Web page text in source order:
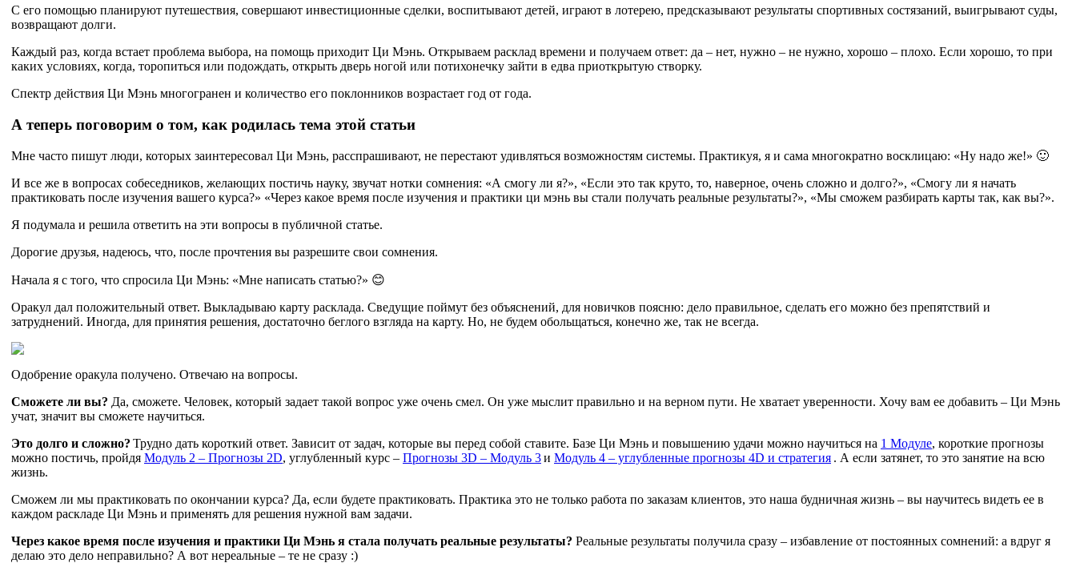
С его помощью планируют путешествия, совершают инвестиционные сделки, воспитывают детей, играют в лотерею, предсказывают результаты спортивных состязаний, выигрывают суды,
возвращают долги.
Каждый раз, когда встает проблема выбора, на помощь приходит Ци Мэнь. Открываем расклад времени и получаем ответ: да – нет, нужно – не нужно, хорошо – плохо. Если хорошо, то при
каких условиях, когда, торопиться или подождать, открыть дверь ногой или потихонечку зайти в едва приоткрытую створку.
Спектр действия Ци Мэнь многогранен и количество его поклонников возрастает год от года.
А теперь поговорим о том, как родилась тема этой статьи
Мне часто пишут люди, которых заинтересовал Ци Мэнь, расспрашивают, не перестают удивляться возможностям системы. Практикуя, я и сама многократно восклицаю: «Ну надо же!» 🙂
И все же в вопросах собеседников, желающих постичь науку, звучат нотки сомнения: «А смогу ли я?», «Если это так круто, то, наверное, очень сложно и долго?», «Смогу ли я начать
практиковать после изучения вашего курса?» «Через какое время после изучения и практики ци мэнь вы стали получать реальные результаты?», «Мы сможем разбирать карты так, как вы?».
Я подумала и решила ответить на эти вопросы в публичной статье.
Дорогие друзья, надеюсь, что, после прочтения вы разрешите свои сомнения.
Начала я с того, что спросила Ци Мэнь: «Мне написать статью?» 😊
Оракул дал положительный ответ. Выкладываю карту расклада. Сведущие поймут без объяснений, для новичков поясню: дело правильное, сделать его можно без препятствий и
затруднений. Иногда, для принятия решения, достаточно беглого взгляда на карту. Но, не будем обольщаться, конечно же, так не всегда.
Одобрение оракула получено. Отвечаю на вопросы.
Сможете ли вы? Да, сможете. Человек, который задает такой вопрос уже очень смел. Он уже мыслит правильно и на верном пути. Не хватает уверенности. Хочу вам ее добавить – Ци Мэнь
учат, значит вы сможете научиться.
Это долго и сложно? Трудно дать короткий ответ. Зависит от задач, которые вы перед собой ставите. Базе Ци Мэнь и повышению удачи можно научиться на 1 Модуле, короткие прогнозы
можно постичь, пройдя Модуль 2 – Прогнозы 2D, углубленный курс – Прогнозы 3D – Модуль 3и Модуль 4 – углубленные прогнозы 4D и стратегия . А если затянет, то это занятие на всю
жизнь.
Сможем ли мы практиковать по окончании курса? Да, если будете практиковать. Практика это не только работа по заказам клиентов, это наша будничная жизнь – вы научитесь видеть ее в
каждом раскладе Ци Мэнь и применять для решения нужной вам задачи.
Через какое время после изучения и практики Ци Мэнь я стала получать реальные результаты? Реальные результаты получила сразу – избавление от постоянных сомнений: а вдруг я
делаю это дело неправильно? А вот нереальные – те не сразу :)